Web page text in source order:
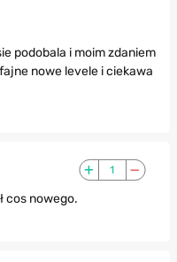
podobala i moim zdaniem
nowe levele i ciekawa
1
cos nowego.